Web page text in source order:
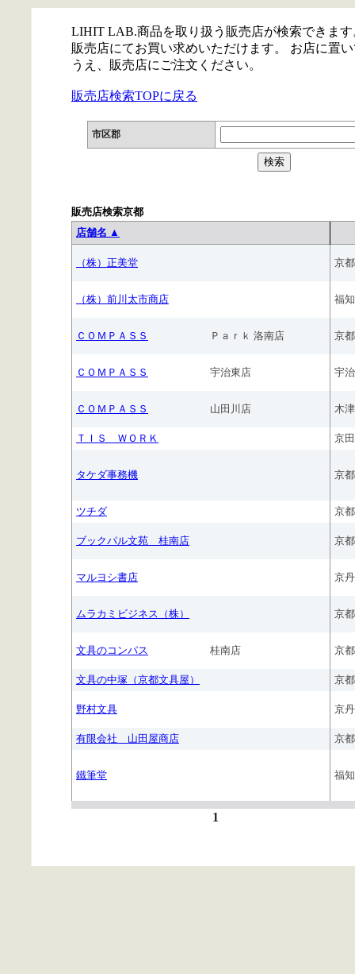
LIHIT LAB.商品を取り扱う販売店が検索できま
販売店にてお買い求めいただけます。 お店に置
うえ、販売店にご注文ください。
販売店検索TOPに戻る
市区郡
販売店検索京都
店舗名 ▲
（株）正美堂 京
（株）前川太市商店 福
ＣＯＭＰＡＳＳ Ｐａｒｋ 洛南店 京
ＣＯＭＰＡＳＳ 宇治東店 宇
ＣＯＭＰＡＳＳ 山田川店 木
ＴＩＳ ＷＯＲＫ 京
タケダ事務機 京
ツチダ 京
ブックパル文苑 桂南店 京
マルヨシ書店 京
ムラカミビジネス（株） 京
文具のコンパス 桂南店 京
文具の中塚（京都文具屋） 京
野村文具 京
有限会社 山田屋商店 京
鐵筆堂 福
1